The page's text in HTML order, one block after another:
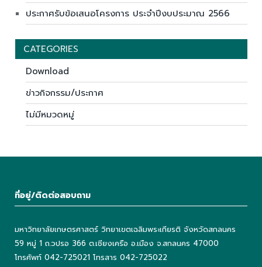
ประกาศรับข้อเสนอโครงการ ประจำปีงบประมาณ 2566
CATEGORIES
Download
ข่าวกิจกรรม/ประกาศ
ไม่มีหมวดหมู่
ที่อยู่/ติดต่อสอบถาม
มหาวิทยาลัยเกษตรศาสตร์ วิทยาเขตเฉลิมพระเกียรติ จังหวัดสกลนคร
59 หมู่ 1 ถ.วปรอ 366 ต.เชียงเครือ อ.เมือง จ.สกลนคร 47000
โทรศัพท์ 042-725021 โทรสาร 042-725022